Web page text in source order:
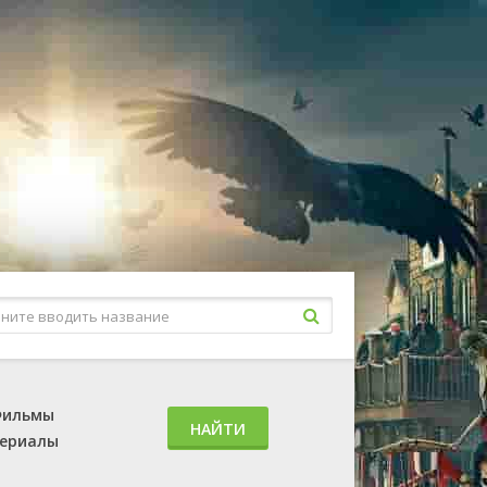
НАЙТИ